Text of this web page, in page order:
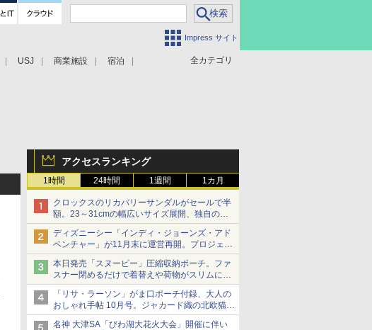
Impress サイト
全カテゴリ
USJ 商業施設 宿泊
アクセスランキング
1時間 24時間 1週間 1カ月
クロックスのリカバリーサンダルがセールで半
額。23～31cmの幅広いサイズ展開、独自のク
ッション素材を採用
ディズニーシー「インディ・ジョーンズ・アド
ベンチャー」が11月末に運営再開。プロジェク
ションマッピングを追加、DPAは1500円
本日発売「スヌーピー」圧縮収納ポーチ。ファ
スナー閉めるだけで着替えや荷物がスリムにま
とまる
「リサ・ラーソン」がま口ポーチ付録、大人の
おしゃれ手帖 10月号。ジャカード織の北欧猫デ
ザイン
名神 大津SA「びわ湖大花火大会」開催に伴い